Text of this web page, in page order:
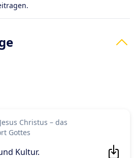
Christus – das
Gottes
Kultur.